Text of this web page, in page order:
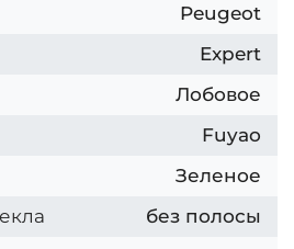
Peugeot
Expert
Лобовое
Fuyao
Зеленое
без полосы